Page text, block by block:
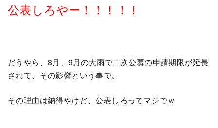
公表しろやー！！！！！
どうやら、8月、9月の大雨で二次公募の申請期限が延長
されて、その影響という事で。
その理由は納得やけど、公表しろってマジでｗ